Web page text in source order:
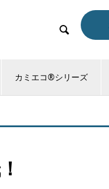

カミエコ®シリーズ